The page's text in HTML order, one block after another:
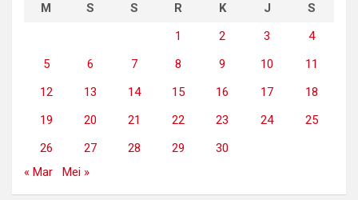
M S S R K J
S
1
2 3
4
5
6 7 8 9 10
11
12
13 14 15 16 17
18
19
20 21 22 23 24
25
26
27 28 29
30
« Mar
Mei »